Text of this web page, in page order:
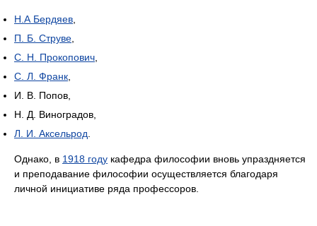
Н.А Бердяев
П. Б. Струве
С. Н. Прокопович
С. Л. Франк
И. В. Попов,
Н. Д. Виноградов,
Л. И. Аксельрод
Однако, в 1918 году кафедра философии вновь упраздняется
и преподавание философии осуществляется благодаря
личной инициативе ряда профессоров.